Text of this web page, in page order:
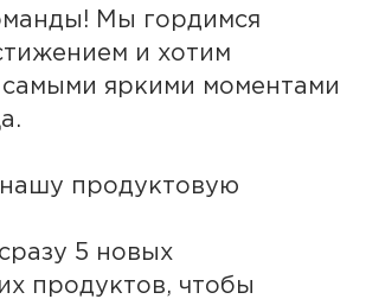
Мы гордимся
и хотим
самыми яркими моментами
продуктовую
5 новых
продуктов, чтобы